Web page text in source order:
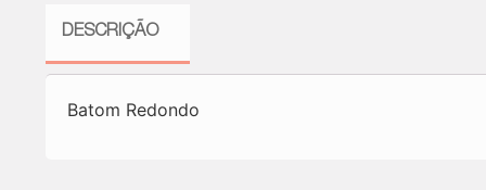
DESCRIÇÃO
Batom Redondo